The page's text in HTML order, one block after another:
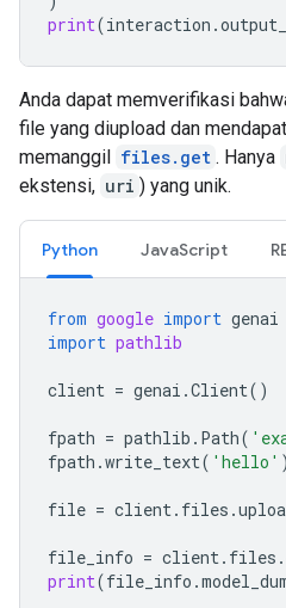
print(interaction .
Anda dapat memverifikasi
file yang diupload dan
memanggil files.get . Hanya
ekstensi, uri ) yang unik.
Python JavaScript
from google import genai
import pathlib
client = genai .Client()
fpath = pathlib . Path(
fpath .write_text( 'hello' )
file = client. files .
file_info = client. files .
print(file_info .